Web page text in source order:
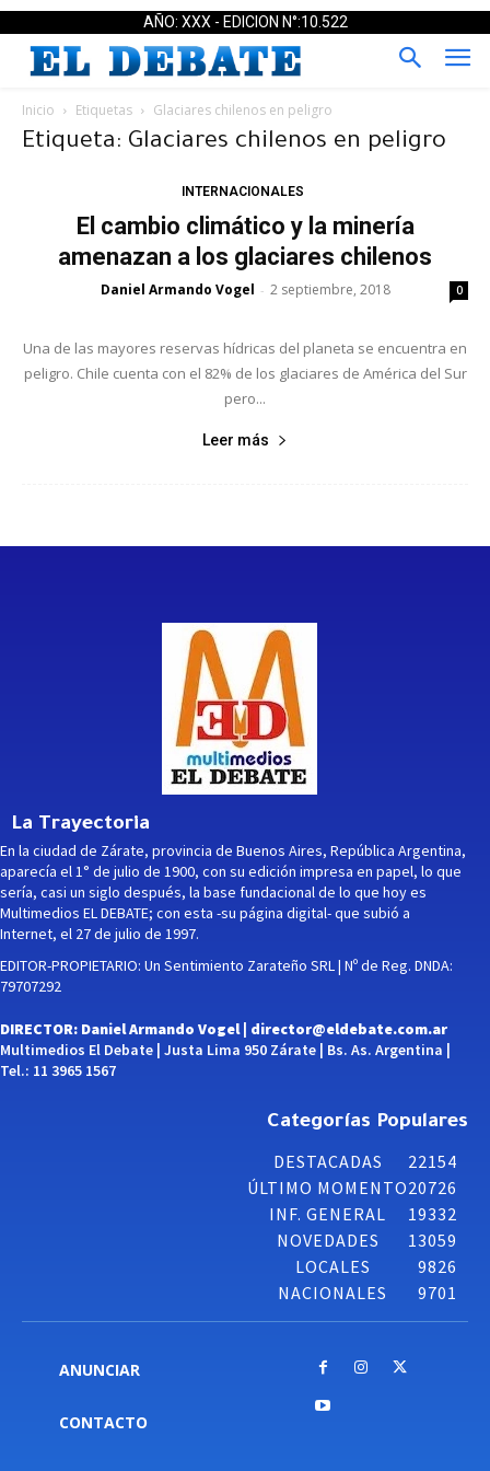
AÑO: XXX - EDICION N°:10.522
Inicio Etiquetas Glaciares chilenos en peligro
Etiqueta: Glaciares chilenos en peligro
INTERNACIONALES
El cambio climático y la minería
amenazan a los glaciares chilenos
Daniel Armando Vogel - 2 septiembre, 2018 0
Una de las mayores reservas hídricas del planeta se encuentra en
peligro. Chile cuenta con el 82% de los glaciares de América del Sur
pero...
Leer más
La Trayectoria
En la ciudad de Zárate, provincia de Buenos Aires, República Argentina,
aparecía el 1° de julio de 1900, con su edición impresa en papel, lo que
sería, casi un siglo después, la base fundacional de lo que hoy es
Multimedios EL DEBATE; con esta -su página digital- que subió a
Internet, el 27 de julio de 1997.
EDITOR-PROPIETARIO: Un Sentimiento Zarateño SRL | Nº de Reg. DNDA:
79707292
DIRECTOR: Daniel Armando Vogel | director@eldebate.com.ar
Multimedios El Debate | Justa Lima 950 Zárate | Bs. As. Argentina |
Tel.: 11 3965 1567
Categorías Populares
DESTACADAS
22154
ÚLTIMO MOMENTO20726
INF. GENERAL
19332
NOVEDADES
13059
LOCALES
9826
NACIONALES
9701
ANUNCIAR
CONTACTO